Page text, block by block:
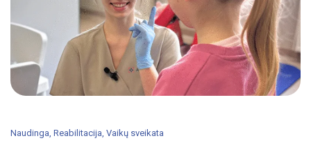
Naudinga Reabilitacija Vaikų sveikata